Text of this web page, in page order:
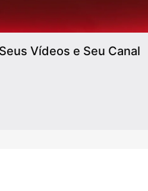
Vídeos e Seu Canal